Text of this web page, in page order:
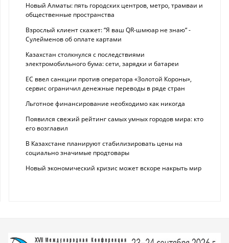
Новый Алматы: пять городских центров, метро, трамваи и
общественные пространства
Взрослый клиент скажет: “Я ваш QR-шмюар не знаю“ -
Сулейменов об оплате картами
Казахстан столкнулся с последствиями
электромобильного бума: сети, зарядки и батареи
ЕС ввел санкции против оператора «Золотой Короны»,
сервис ограничил денежные переводы в ряде стран
Льготное финансирование необходимо как никогда
Появился свежий рейтинг самых умных городов мира: кто
его возглавил
В Казахстане планируют стабилизировать цены на
социально значимые продтовары
Новый экономический кризис может вскоре накрыть мир